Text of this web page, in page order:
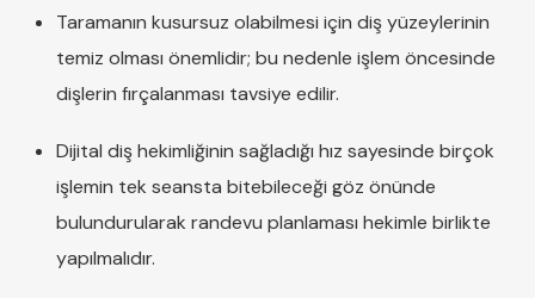
Taramanın kusursuz olabilmesi için diş yüzeylerinin
temiz olması önemlidir; bu nedenle işlem öncesinde
dişlerin fırçalanması tavsiye edilir.
Dijital diş hekimliğinin sağladığı hız sayesinde birçok
işlemin tek seansta bitebileceği göz önünde
bulundurularak randevu planlaması hekimle birlikte
yapılmalıdır.